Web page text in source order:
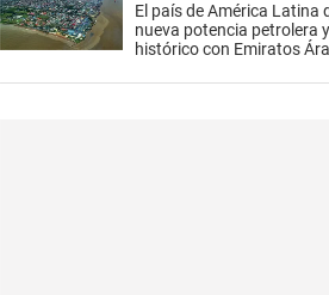
El país de América Latina
nueva potencia petrolera
histórico con Emiratos